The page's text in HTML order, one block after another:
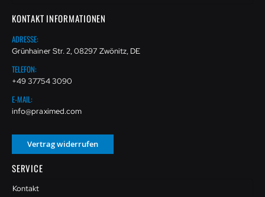
KONTAKT INFORMATIONEN
ADRESSE:
Grünhainer Str. 2, 08297 Zwönitz, DE
TELEFON:
+49 37754 3090
E-MAIL:
info@praximed.com
Vertrag widerrufen
SERVICE
Kontakt